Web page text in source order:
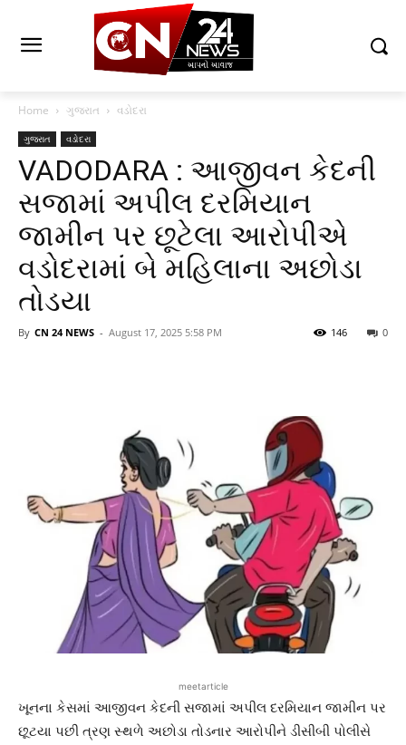
Home ગુજરાત વડોદરા
ગુજરાત વડોદરા
VADODARA : આજીવન કેદની
સજામાં અપીલ દરમિયાન
જામીન પર છૂટેલા આરોપીએ
વડોદરામાં બે મહિલાના અછોડા
તોડયા
By CN 24 NEWS - August 17, 2025 5:58 PM 0
146
meetarticle
ખૂનના કેસમાં આજીવન કેદની સજામાં અપીલ દરમિયાન જામીન પર
છૂટયા પછી ત્રણ સ્થળે અછોડા તોડનાર આરોપીને ડીસીબી પોલીસે